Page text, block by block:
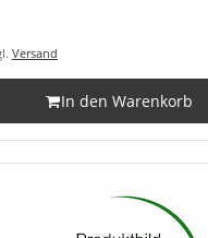
Versand
In den Warenkorb